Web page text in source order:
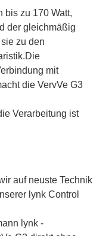
bis zu 170 Watt,
der gleichmäßig
zu den
mit
die VervVe G3
Verarbeitung ist
auf neuste Technik
lynk Control
lynk -